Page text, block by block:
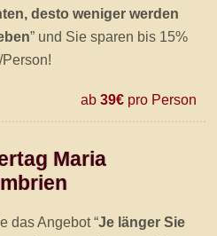
desto weniger werden
” und Sie sparen bis 15%
ab 39€pro Person
Maria
das Angebot “Je länger Sie